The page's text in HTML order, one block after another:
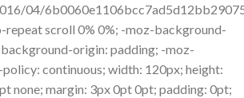
04/
repeat scroll 0% 0%; -moz-background-
origin: padding; -moz-
continuous; width: 120px; height:
none; margin: 3px 0pt 0pt; padding: 0pt;